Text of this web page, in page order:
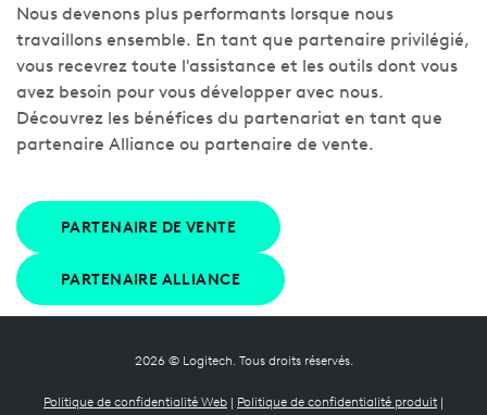
Nous devenons plus performants lorsque nous
travaillons ensemble. En tant que partenaire privilégié,
vous recevrez toute l'assistance et les outils dont vous
avez besoin pour vous développer avec nous.
Découvrez les bénéfices du partenariat en tant que
partenaire Alliance ou partenaire de vente.
PARTENAIRE DE VENTE
PARTENAIRE ALLIANCE
2026 © Logitech. Tous droits réservés.
Politique de confidentialité Web | Politique de confidentialité produit |